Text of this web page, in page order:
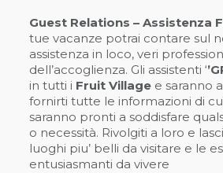
Guest Relations – Assistenza
tue vacanze potrai contare sul
assistenza in loco, veri
dell’accoglienza. Gli assistenti ‘
in tutti i Fruit Village e saranno
fornirti tutte le informazioni di
saranno pronti a soddisfare
o necessità. Rivolgiti a loro e
luoghi piu’ belli da visitare e le
entusiasmanti da vivere